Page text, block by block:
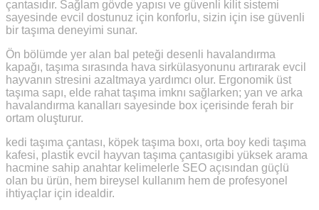
çantasıdır. Sağlam gövde yapısı ve güvenli kilit sistemi
sayesinde evcil dostunuz için konforlu, sizin için ise güvenli
bir taşıma deneyimi sunar.
Ön bölümde yer alan bal peteği desenli havalandırma
kapağı, taşıma sırasında hava sirkülasyonunu artırarak evcil
hayvanın stresini azaltmaya yardımcı olur. Ergonomik üst
taşıma sapı, elde rahat taşıma imknı sağlarken; yan ve arka
havalandırma kanalları sayesinde box içerisinde ferah bir
ortam oluşturur.
kedi taşıma çantası, köpek taşıma boxı, orta boy kedi taşıma
kafesi, plastik evcil hayvan taşıma çantasıgibi yüksek arama
hacmine sahip anahtar kelimelerle SEO açısından güçlü
olan bu ürün, hem bireysel kullanım hem de profesyonel
ihtiyaçlar için idealdir.